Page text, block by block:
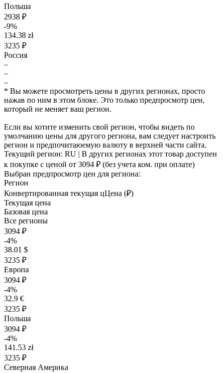
Польша
2938 ₽
-9%
134.38 zł
3235 ₽
Россия
–
–
–
* Вы можете просмотреть цены в других регионах, просто
нажав по ним в этом блоке. Это только предпросмотр цен,
который не меняет ваш регион.
Если вы хотите изменить свой регион, чтобы видеть по
умолчанию цены для другого региона, вам следует настроить
регион и предпочитаюемую валюту в верхней части сайта.
Текущий регион: RU | В других регионах этот товар доступен
к покупке с ценой от 3094 ₽ (без учета ком. при оплате)
Выбран предпросмотр цен для региона:
Регион
Конвертированная текущая цЦена (₽)
Текущая цена
Базовая цена
Все регионы
3094 ₽
-4%
38.01 $
3235 ₽
Европа
3094 ₽
-4%
32.9 €
3235 ₽
Польша
3094 ₽
-4%
141.53 zł
3235 ₽
Северная Америка